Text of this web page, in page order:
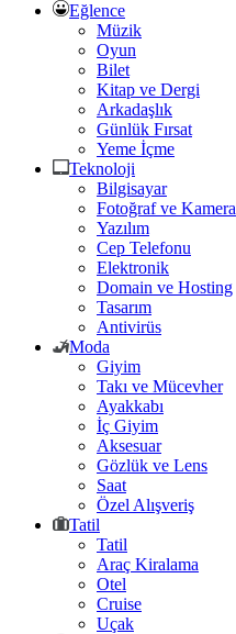
Eğlence
Müzik
Oyun
Bilet
Kitap ve Dergi
Arkadaşlık
Günlük Fırsat
Yeme İçme
Teknoloji
Bilgisayar
Fotoğraf ve Kamera
Yazılım
Cep Telefonu
Elektronik
Domain ve Hosting
Tasarım
Antivirüs
Moda
Giyim
Takı ve Mücevher
Ayakkabı
İç Giyim
Aksesuar
Gözlük ve Lens
Saat
Özel Alışveriş
Tatil
Tatil
Araç Kiralama
Otel
Cruise
Uçak